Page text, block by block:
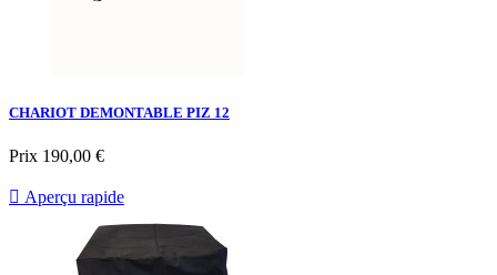
CHARIOT DEMONTABLE PIZ 12
Prix 190,00 €
 Aperçu rapide